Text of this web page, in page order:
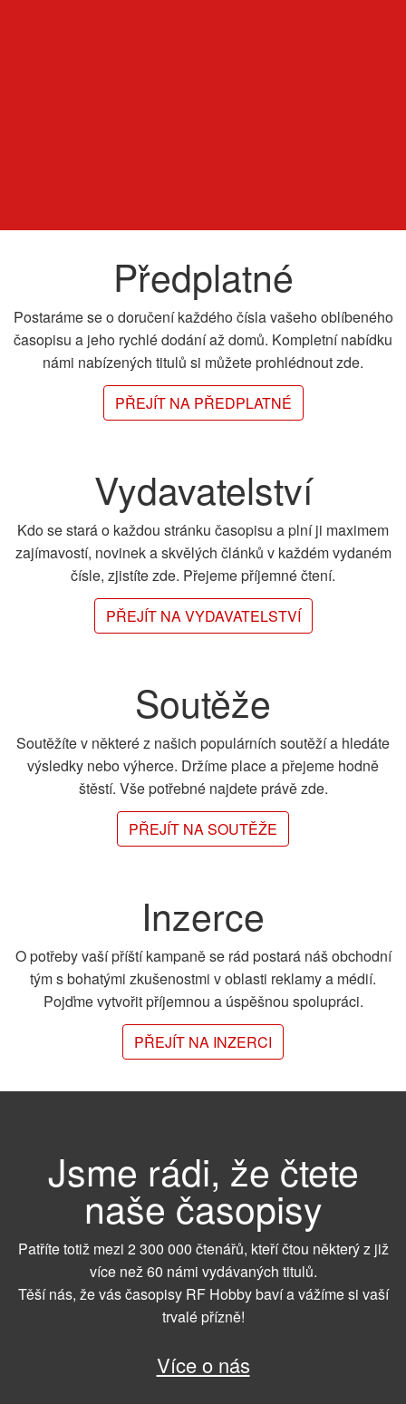
Předplatné
Postaráme se o doručení každého čísla vašeho oblíbeného
časopisu a jeho rychlé dodání až domů. Kompletní nabídku
námi nabízených titulů si můžete prohlédnout zde.
PŘEJÍT NA PŘEDPLATNÉ
Vydavatelství
Kdo se stará o každou stránku časopisu a plní ji maximem
zajímavostí, novinek a skvělých článků v každém vydaném
čísle, zjistíte zde. Přejeme příjemné čtení.
PŘEJÍT NA VYDAVATELSTVÍ
Soutěže
Soutěžíte v některé z našich populárních soutěží a hledáte
výsledky nebo výherce. Držíme place a přejeme hodně
štěstí. Vše potřebné najdete právě zde.
PŘEJÍT NA SOUTĚŽE
Inzerce
O potřeby vaší příští kampaně se rád postará náš obchodní
tým s bohatými zkušenostmi v oblasti reklamy a médií.
Pojďme vytvořit příjemnou a úspěšnou spolupráci.
PŘEJÍT NA INZERCI
Jsme rádi, že čtete
naše časopisy
Patříte totiž mezi 2 300 000 čtenářů, kteří čtou některý z již
více než 60 námi vydávaných titulů.
Těší nás, že vás časopisy RF Hobby baví a vážíme si vaší
trvalé přízně!
Více o nás